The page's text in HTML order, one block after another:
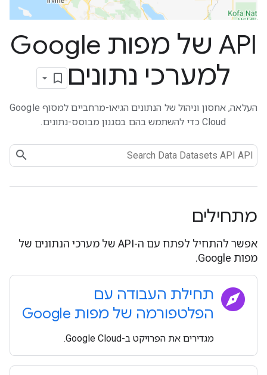
API של מפות Google
למערכי נתונים
העלאה, אחסון וניהול של הנתונים הגיאו-מרחביים למסוף Google
Cloud כדי להשתמש בהם בסגנון מבוסס-נתונים.
מתחילים
אפשר להתחיל לפתח עם ה-API של מערכי הנתונים של
מפות Google.
explore תחילת העבודה עם
הפלטפורמה של מפות Google
מגדירים את הפרויקט ב-Google Cloud.